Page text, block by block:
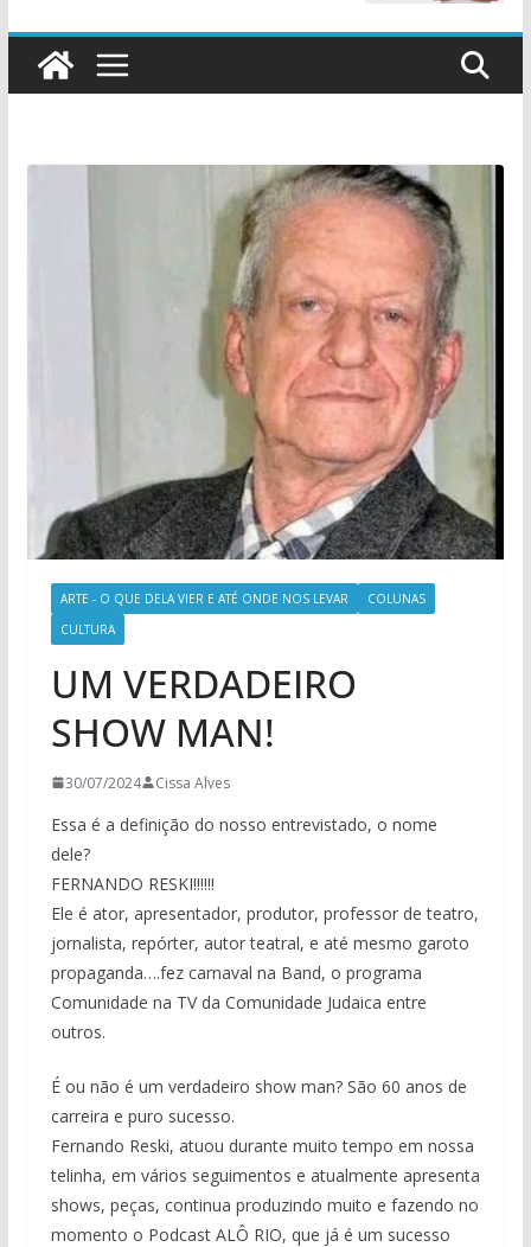
ARTE - O QUE DELA VIER E ATÉ ONDE NOS LEVAR
COLUNAS
CULTURA
UM VERDADEIRO
SHOW MAN!
30/07/2024 Cissa Alves
Essa é a definição do nosso entrevistado, o nome
dele?
FERNANDO RESKI!!!!!!
Ele é ator, apresentador, produtor, professor de teatro,
jornalista, repórter, autor teatral, e até mesmo garoto
propaganda….fez carnaval na Band, o programa
Comunidade na TV da Comunidade Judaica entre
outros.
É ou não é um verdadeiro show man? São 60 anos de
carreira e puro sucesso.
Fernando Reski, atuou durante muito tempo em nossa
telinha, em vários seguimentos e atualmente apresenta
shows, peças, continua produzindo muito e fazendo no
momento o Podcast ALÔ RIO, que já é um sucesso